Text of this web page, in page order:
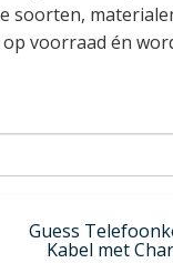
soorten,
voorraad én
Guess
Kabel met